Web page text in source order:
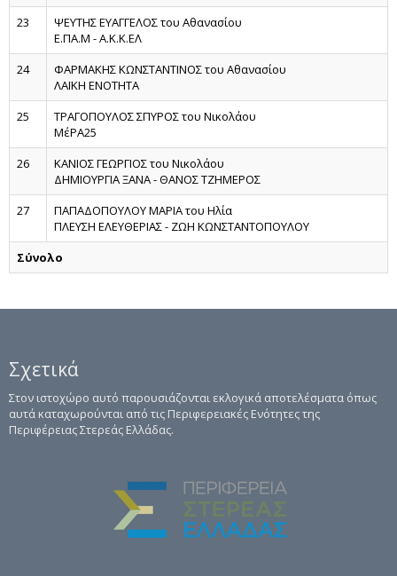
23
ΨΕΥΤΗΣ ΕΥΑΓΓΕΛΟΣ του Αθανασίου
Ε.ΠΑ.Μ - Α.Κ.Κ.ΕΛ
24
ΦΑΡΜΑΚΗΣ ΚΩΝΣΤΑΝΤΙΝΟΣ του Αθανασίου
ΛΑΪΚΗ ΕΝΟΤΗΤΑ
25
ΤΡΑΓΟΠΟΥΛΟΣ ΣΠΥΡΟΣ του Νικολάου
ΜέΡΑ25
26
ΚΑΝΙΟΣ ΓΕΩΡΓΙΟΣ του Νικολάου
ΔΗΜΙΟΥΡΓΙΑ ΞΑΝΑ - ΘΑΝΟΣ ΤΖΗΜΕΡΟΣ
27
ΠΑΠΑΔΟΠΟΥΛΟΥ ΜΑΡΙΑ του Ηλία
ΠΛΕΥΣΗ ΕΛΕΥΘΕΡΙΑΣ - ΖΩΗ ΚΩΝΣΤΑΝΤΟΠΟΥΛΟΥ
Σύνολο
Σχετικά
Στον ιστοχώρο αυτό παρουσιάζονται εκλογικά αποτελέσματα όπως
αυτά καταχωρούνται από τις Περιφερειακές Ενότητες της
Περιφέρειας Στερεάς Ελλάδας.